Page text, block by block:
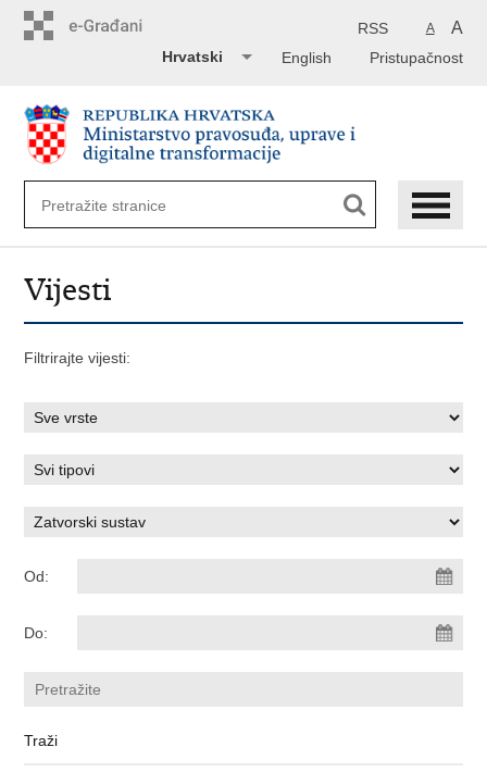
A A
RSS
Pristupačnost
English
Hrvatski
Vijesti
Filtrirajte vijesti:
Od:
Do: